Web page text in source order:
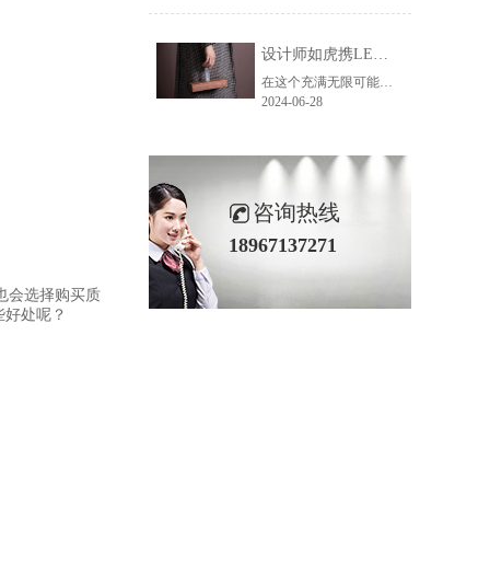
会选择购买质
处呢？
设计师如虎携LEMONLEE红雪松礼盒荣获第六届未来·已来香港新锐当代设计奖铜奖
在这个充满无限可能的2024年夏季，LEMONLEE品牌设计师如虎以其非凡的创意与对自然的深刻理解，精心打造的红雪松木球礼盒，在“2024未来·已来——第六届香港新锐当代设计奖”中摘得铜奖。这不仅是对设计师如虎原创设计能力的嘉奖，更是对LEMONLEE品牌的高度认可。
2024-06-28
咨询热线
18967137271